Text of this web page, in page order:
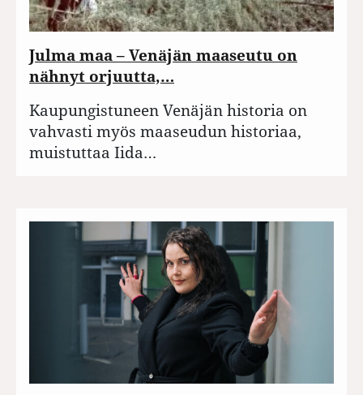
Julma maa – Venäjän maaseutu on
nähnyt orjuutta,…
Kaupungistuneen Venäjän historia on
vahvasti myös maaseudun historiaa,
muistuttaa Iida…